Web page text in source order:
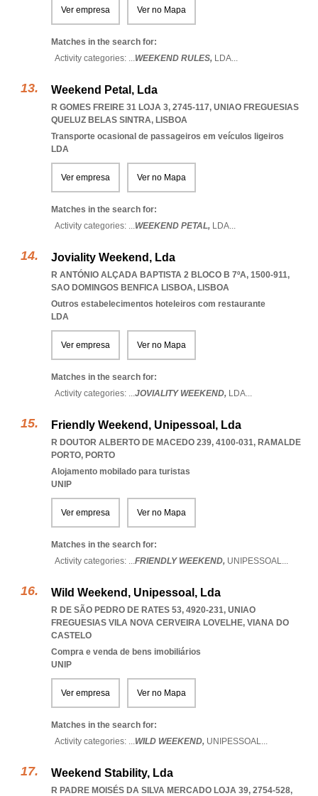
Ver empresa Ver no Mapa
Matches in the search for:
Activity categories: ...WEEKEND RULES, LDA...
Weekend Petal, Lda
R GOMES FREIRE 31 LOJA 3, 2745-117, UNIAO FREGUESIAS
QUELUZ BELAS SINTRA, LISBOA
Transporte ocasional de passageiros em veículos ligeiros
LDA
Ver empresa Ver no Mapa
Matches in the search for:
Activity categories: ...WEEKEND PETAL, LDA...
Joviality Weekend, Lda
R ANTÓNIO ALÇADA BAPTISTA 2 BLOCO B 7ºA, 1500-911,
SAO DOMINGOS BENFICA LISBOA, LISBOA
Outros estabelecimentos hoteleiros com restaurante
LDA
Ver empresa Ver no Mapa
Matches in the search for:
Activity categories: ...JOVIALITY WEEKEND, LDA...
Friendly Weekend, Unipessoal, Lda
R DOUTOR ALBERTO DE MACEDO 239, 4100-031, RAMALDE
PORTO, PORTO
Alojamento mobilado para turistas
UNIP
Ver empresa Ver no Mapa
Matches in the search for:
Activity categories: ...FRIENDLY WEEKEND, UNIPESSOAL...
Wild Weekend, Unipessoal, Lda
R DE SÃO PEDRO DE RATES 53, 4920-231, UNIAO
FREGUESIAS VILA NOVA CERVEIRA LOVELHE, VIANA DO
CASTELO
Compra e venda de bens imobiliários
UNIP
Ver empresa Ver no Mapa
Matches in the search for:
Activity categories: ...WILD WEEKEND, UNIPESSOAL...
Weekend Stability, Lda
R PADRE MOISÉS DA SILVA MERCADO LOJA 39, 2754-528,